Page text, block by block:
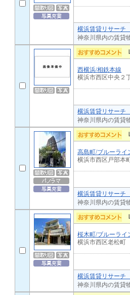
横浜賃貸リサーチ
神奈川県内の賃貸
西横浜/相鉄本線
横浜市西区中央２
横浜賃貸リサーチ
神奈川県内の賃貸
高島町/ブルーライ
横浜市西区戸部本
横浜賃貸リサーチ
神奈川県内の賃貸
桜木町/ブルーライ
横浜市西区老松町
横浜賃貸リサーチ
神奈川県内の賃貸